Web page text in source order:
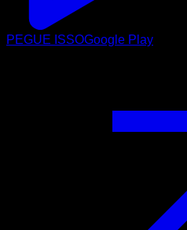
PEGUE ISSOGoogle Play